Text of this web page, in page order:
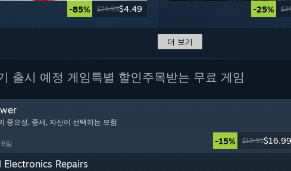
-85% $29.99$4.49 -25%
더 보기
출시 예정 게임특별 할인주목받는 무료 게임
중요성, 중세, 자신이 선택하는 모험
일 -15% $19.99$16.99
Electronics Repairs